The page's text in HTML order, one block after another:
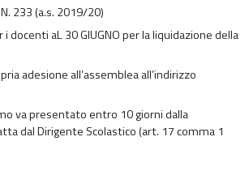
233 (a.s. 2019/20)
i docenti aL 30 GIUGNO per la liquidazione della
adesione all’assemblea all’indirizzo
va presentato entro 10 giorni dalla
dal Dirigente Scolastico (art. 17 comma 1